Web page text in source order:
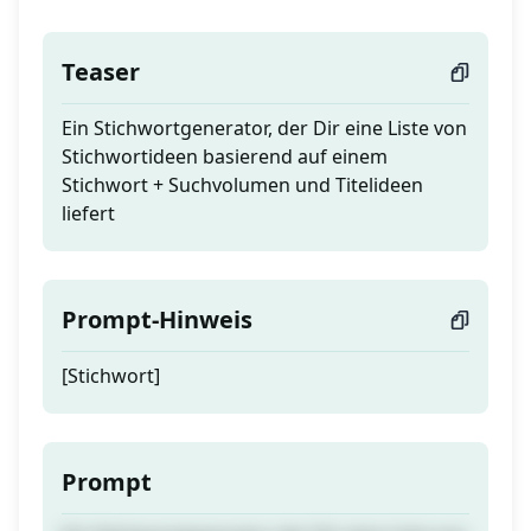
Teaser
Ein Stichwortgenerator, der Dir eine Liste von
Stichwortideen basierend auf einem
Stichwort + Suchvolumen und Titelideen
liefert
Prompt-Hinweis
[Stichwort]
Prompt